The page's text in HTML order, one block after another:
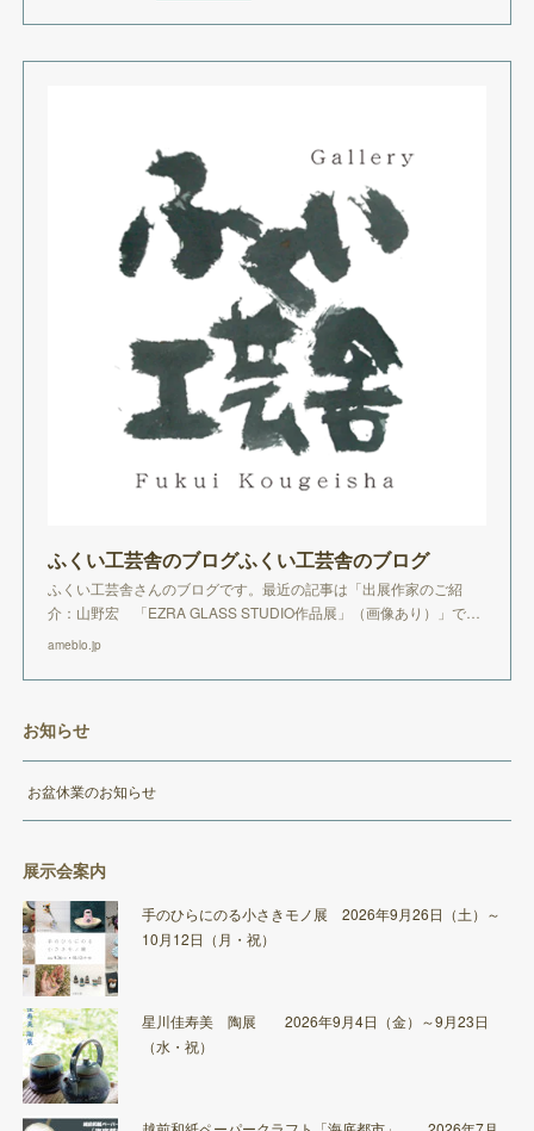
ふくい工芸舎のブログふくい工芸舎のブログ
ふくい工芸舎さんのブログです。最近の記事は「出展作家のご紹
介：山野宏 「EZRA GLASS STUDIO作品展」（画像あり）」で…
ameblo.jp
お知らせ
お盆休業のお知らせ
展示会案内
手のひらにのる小さきモノ展 2026年9月26日（土）～
10月12日（月・祝）
星川佳寿美 陶展 2026年9月4日（金）～9月23日
（水・祝）